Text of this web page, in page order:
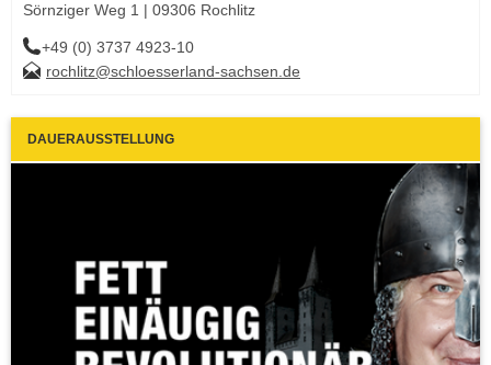
Sörnziger Weg 1 | 09306 Rochlitz
+49 (0) 3737 4923-10
rochlitz@schloesserland-sachsen.de
DAUERAUSSTELLUNG